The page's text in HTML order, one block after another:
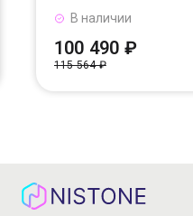
В наличии
100 490 ₽
115 564 ₽